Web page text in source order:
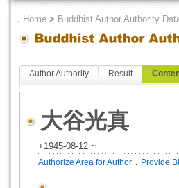
． Home > Buddhist Author Authority
Author Authority Result
大谷光真
+1945-08-12 ~
Authorize Area for Author ． Provide